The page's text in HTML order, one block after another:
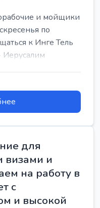
и мойщики
по
к Инге Тель
для
визами и
на работу в
с
и высокой